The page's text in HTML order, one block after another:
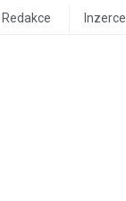
Redakce Inzerce